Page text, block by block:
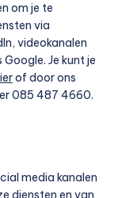
om je te
via
videokanalen
Je kunt je
of door ons
085 487 4660.
media kanalen
diensten en van